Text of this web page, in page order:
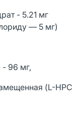
- 5.21 мг
— 5 мг)
- 96 мг,
(L-HPC